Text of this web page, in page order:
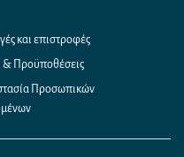
και επιστροφές
& Προϋποθέσεις
Προσωπικών